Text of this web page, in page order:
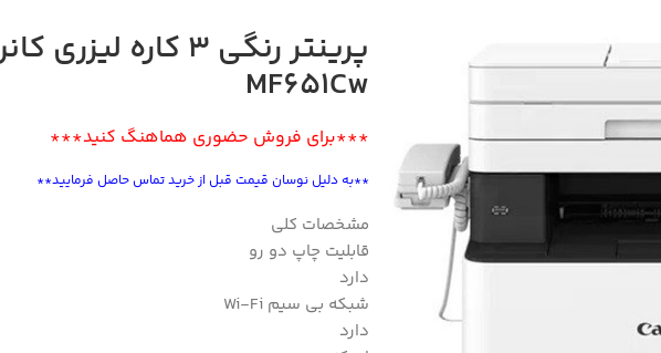
MF651Cw
***برای فروش حضوری هماهنگ کنید***
**به دلیل نوسان قیمت قبل از خرید تماس حاصل فرمایید**
مشخصات کلی
قابلیت چاپ دو رو
دارد
شبکه بی سیم Wi-Fi
دارد